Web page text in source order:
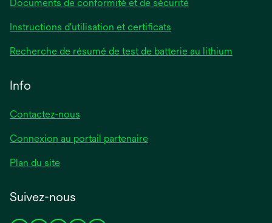
Documents de conformité et de sécurité
Instructions d'utilisation et certificats
un
Recherche de résumé de test de batterie au lithium
Info
Contactez-nous
Connexion au portail partenaire
Plan du site
Suivez-nous